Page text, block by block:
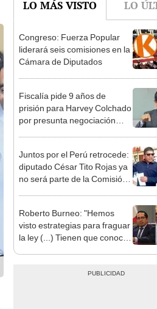
liderará seis comisiones en la
Cámara de Diputados
prisión para Harvey Colchado
por presunta negociación
incompatible y falsedad
diputado César Tito Rojas ya
no será parte de la Comisión
de Ética
visto estrategias para fraguar
la ley (...) Tienen que conocer
toda la lista"